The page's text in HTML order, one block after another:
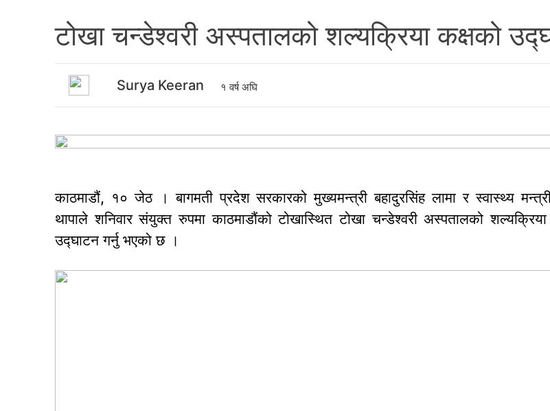
टोखा चन्डेश्वरी अस्पतालको शल्यक्रिया कक्षको
Surya Keeran १ वर्ष अघि
काठमाडौं, १० जेठ । बागमती प्रदेश सरकारको मुख्यमन्त्री बहादुरसिंह लामा र स्वास्थ्य
थापाले शनिवार संयुक्त रुपमा काठमाडौंको टोखास्थित टोखा चन्डेश्वरी अस्पतालको
उद्घाटन गर्नु भएको छ ।